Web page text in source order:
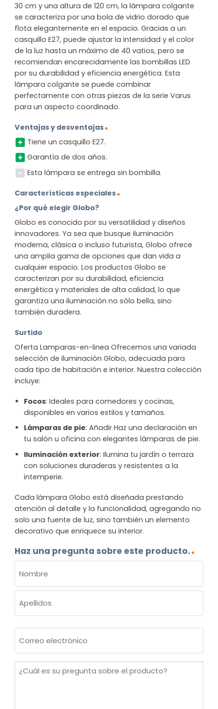
30 cm y una altura de 120 cm, la lámpara colgante
se caracteriza por una bola de vidrio dorado que
flota elegantemente en el espacio. Gracias a un
casquillo E27, puede ajustar la intensidad y el color
de la luz hasta un máximo de 40 vatios, pero se
recomiendan encarecidamente las bombillas LED
por su durabilidad y eficiencia energética. Esta
lámpara colgante se puede combinar
perfectamente con otras piezas de la serie Varus
para un aspecto coordinado.
Ventajas y desventajas
Tiene un casquillo E27.
Garantía de dos años.
Esta lámpara se entrega sin bombilla.
Características especiales
¿Por qué elegir Globo?
Globo es conocido por su versatilidad y diseños
innovadores. Ya sea que busque iluminación
moderna, clásica o incluso futurista, Globo ofrece
una amplia gama de opciones que dan vida a
cualquier espacio. Los productos Globo se
caracterizan por su durabilidad, eficiencia
energética y materiales de alta calidad, lo que
garantiza una iluminación no sólo bella, sino
también duradera.
Surtido
Oferta Lamparas-en-linea Ofrecemos una variada
selección de iluminación Globo, adecuada para
cada tipo de habitación e interior. Nuestra colección
incluye:
Focos: Ideales para comedores y cocinas,
disponibles en varios estilos y tamaños.
Lámparas de pie: Añadir Haz una declaración en
tu salón u oficina con elegantes lámparas de pie.
Iluminación exterior: Ilumina tu jardín o terraza
con soluciones duraderas y resistentes a la
intemperie.
Cada lámpara Globo está diseñada prestando
atención al detalle y la funcionalidad, agregando no
solo una fuente de luz, sino también un elemento
decorativo que enriquece su interior.
Haz una pregunta sobre este producto.
(OBLIGATORIO)
Nombre
electrónico
¿Cuál